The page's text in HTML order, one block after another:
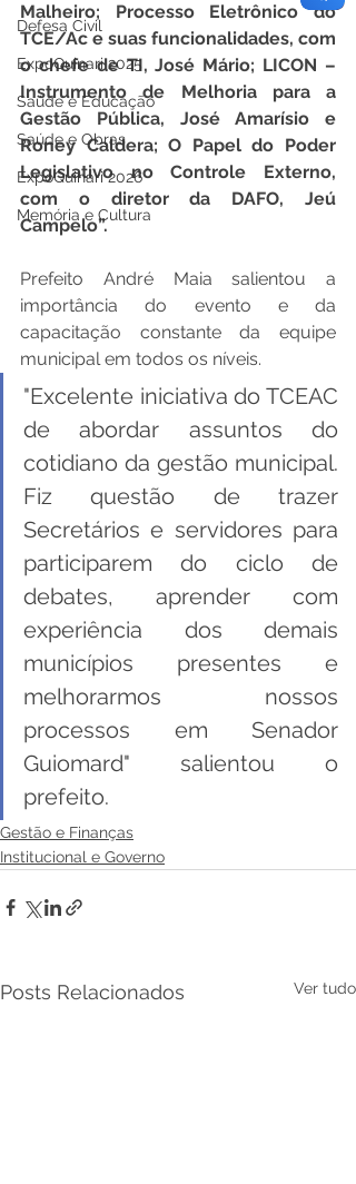
Defesa Civil
ExpoQuinari 2025
Saúde e Educação
Saúde e Obras
ExpoQuinari 2026
Memória e Cultura
Malheiro; Processo Eletrônico do
TCE/Ac e suas funcionalidades, com
o chefe de TI, José Mário; LICON –
Instrumento de Melhoria para a
Gestão Pública, José Amarísio e
Roney Caldera; O Papel do Poder
Legislativo no Controle Externo,
com o diretor da DAFO, Jeú
Campelo”.
Prefeito André Maia salientou a
importância do evento e da
capacitação constante da equipe
municipal em todos os níveis.
"Excelente iniciativa do TCEAC
de abordar assuntos do
cotidiano da gestão municipal.
Fiz questão de trazer
Secretários e servidores para
participarem do ciclo de
debates, aprender com
experiência dos demais
municípios presentes e
melhorarmos nossos
processos em Senador
Guiomard" salientou o
prefeito.
Gestão e Finanças
Institucional e Governo
Posts Relacionados Ver tudo